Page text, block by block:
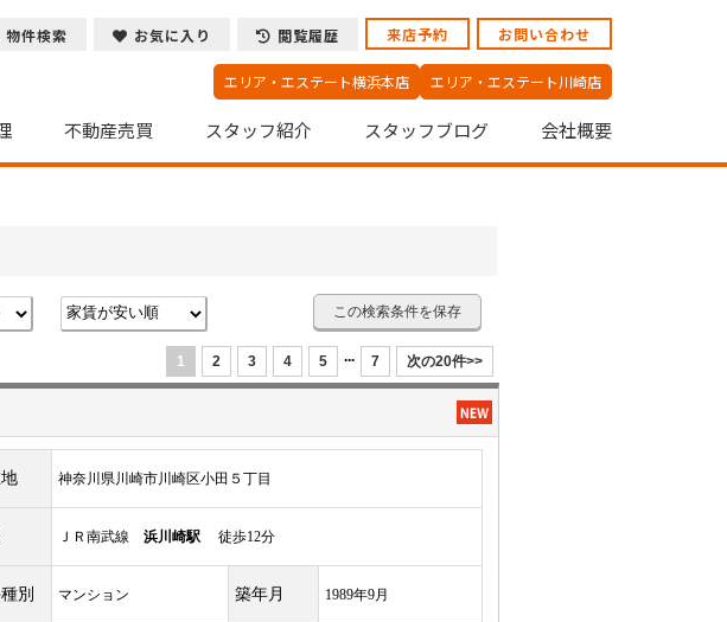
物件検索 お気に入り 閲覧履歴 来店予約 お問い合わせ
エリア・エステート横浜本店 エリア・エステート川崎店
不動産売買 スタッフ紹介 スタッフブログ 会社概要
この検索条件を保存
1 2 3 4 5 ... 7 次の20件>>
神奈川県川崎市川崎区小田５丁目
ＪＲ南武線 浜川崎駅 徒歩12分
別 マンション 築年月 1989年9月